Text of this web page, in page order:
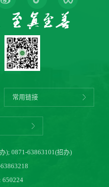
常用链接
); 0871-63863101(招办)
650224